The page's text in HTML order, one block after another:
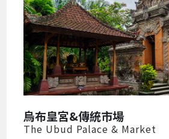
烏布皇宮&傳統市場
The Ubud Palace & Market